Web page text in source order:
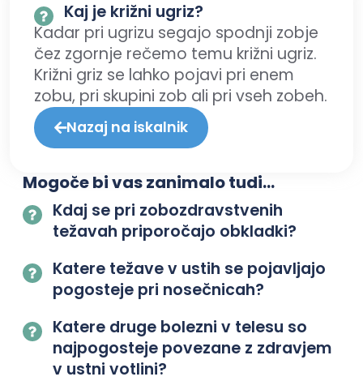
Kaj je križni ugriz?
Kadar pri ugrizu segajo spodnji zobje
čez zgornje rečemo temu križni ugriz.
Križni griz se lahko pojavi pri enem
zobu, pri skupini zob ali pri vseh zobeh.
Nazaj na iskalnik
Mogoče bi vas zanimalo tudi...
Kdaj se pri zobozdravstvenih
težavah priporočajo obkladki?
Katere težave v ustih se pojavljajo
pogosteje pri nosečnicah?
Katere druge bolezni v telesu so
najpogosteje povezane z zdravjem
v ustni votlini?